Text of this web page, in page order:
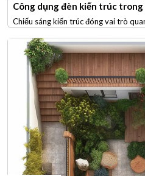
Công dụng đèn kiến trúc
Chiếu sáng kiến trúc đóng vai trò